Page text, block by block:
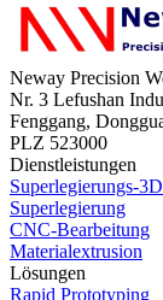
Neway Precision
Nr. 3 Lefushan
Fenggang,
PLZ 523000
Dienstleistungen
Superlegierungs-
Superlegierung
CNC-Bearbeitung
Materialextrusion
Lösungen
Rapid Prototyping